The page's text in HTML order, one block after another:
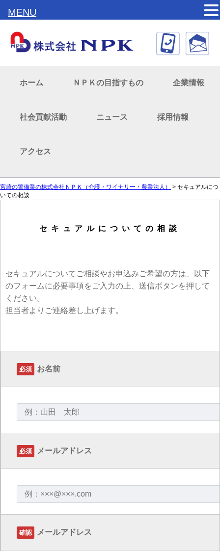
ホーム ＮＰＫの目指すもの 企業情報
社会貢献活動 ニュース 採用情報
アクセス
宮崎の警備業の株式会社ＮＰＫ（介護・ワイナリー・農業法人） > セキュアルにつ
いての相談
セキュアルについての相談
セキュアルについてご相談やお申込みご希望の方は、以下
のフォームに必要事項をご入力の上、送信ボタンを押して
ください。
担当者よりご連絡差し上げます。
必須 お名前
必須 メールアドレス
確認 メールアドレス
MENU